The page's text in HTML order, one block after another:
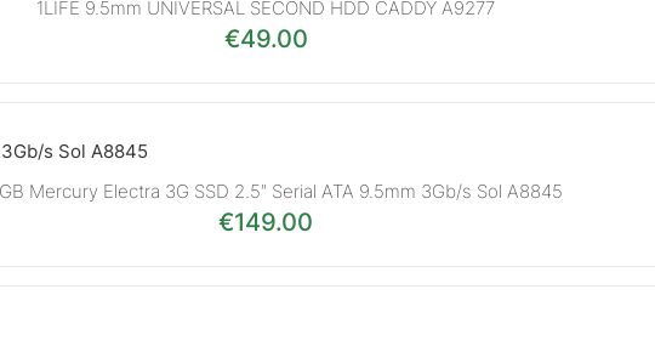
1LIFE 9.5mm UNIVERSAL SECOND HDD CADDY A9277
€49.00
Mercury Electra 3G SSD 2.5″ Serial ATA 9.5mm 3Gb/s Sol A8845
€149.00